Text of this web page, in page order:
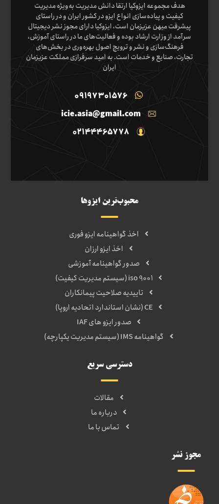
هدف مجموعه ایزوکیا ارتقا دانش مدیریت به‌ویژه مدیریت
کیفیت و پیاده‌سازی انواع ایزو در کشور ایران و در راستای
پیشرفت میهن عزیزمان است، ایزوکیا دارای مجوز نشر دیجیتال
سرآمد از وزارت ارشاد بوده و فعالیت‌های ما در راستای آموزش،
فرهنگ‌سازی و نشر و ترویج اصول بهره‌وری در بخش‌های
تجارت، صنایع و خدمات است. به امید سرفرازی مملکت عزیزمان
ایران
09197301576
icie.asia@gmail.com
02144465778
محبوب‌ترین ایزوها
اخذ گواهینامه ایزو فوری
اخذ ایزو ارزان
صدور گواهینامه آموزشی
iso 9001 (سیستم مدیریت کیفیت)
تاییدیه صلاحیت پیمانکاران
CE (نشان استاندارد اتحادیه اروپا)
صدور ایزو های IAF
گواهینامه IMS (سیستم مدیریت یکپارچه)
دسترسی سریع
مقالات
درباره ما
تماس با ما
مجوز نشر